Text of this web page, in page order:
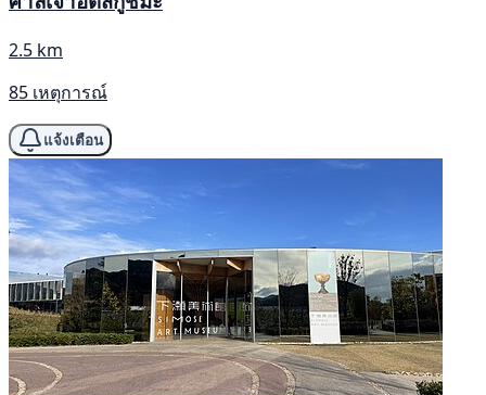
2.5 km
85 เหตุการณ์
แจ้งเตือน